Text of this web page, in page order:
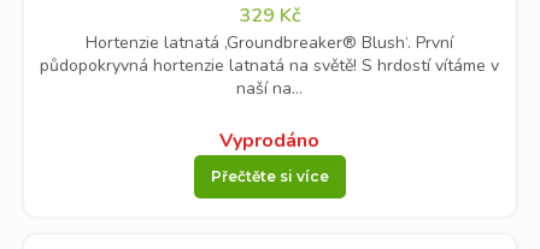
329 Kč
Hortenzie latnatá ‚Groundbreaker® Blush‘. První
půdopokryvná hortenzie latnatá na světě! S hrdostí vítáme v
naší na...
Vyprodáno
Přečtěte si více